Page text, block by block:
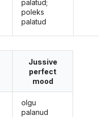
palatud;
poleks
palatud
Jussive
perfect
mood
olgu
palanud